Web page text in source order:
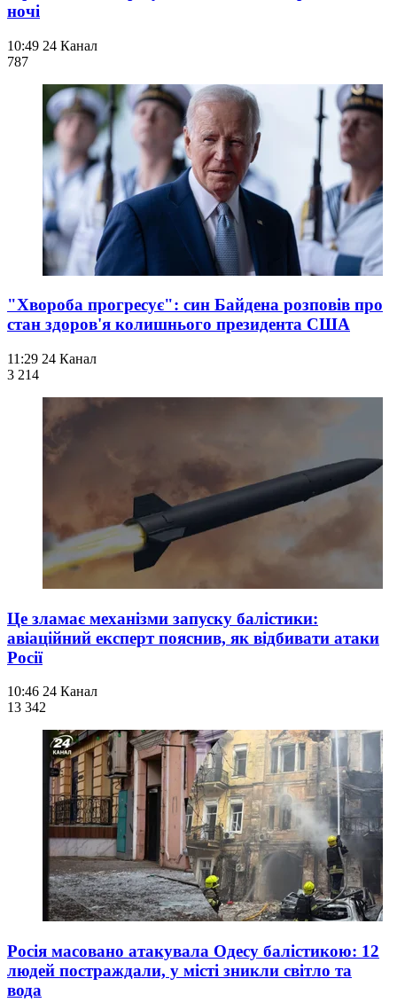
ночі
10:49 24 Канал
787
"Хвороба прогресує": син Байдена розповів про
стан здоров'я колишнього президента США
11:29 24 Канал
3 214
Це зламає механізми запуску балістики:
авіаційний експерт пояснив, як відбивати атаки
Росії
10:46 24 Канал
13 342
Росія масовано атакувала Одесу балістикою: 12
людей постраждали, у місті зникли світло та
вода